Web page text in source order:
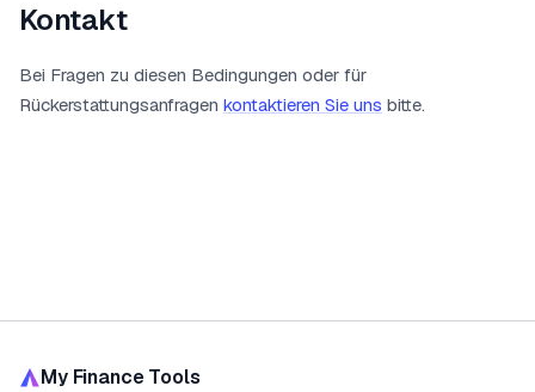
Kontakt
Bei Fragen zu diesen Bedingungen oder für
Rückerstattungsanfragen kontaktieren Sie uns bitte.
My Finance Tools